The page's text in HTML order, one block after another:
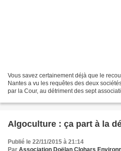
Vous savez certainement déjà que le
Nantes a vu les requêtes des deux
par la Cour, au détriment des sept
Algoculture : ça part à la
Publié le 22/11/2015 à 21:14
Par Association Doëlan Clohars